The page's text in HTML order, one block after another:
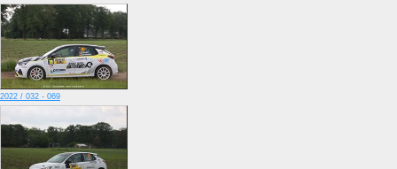
2022 / 032 - 069